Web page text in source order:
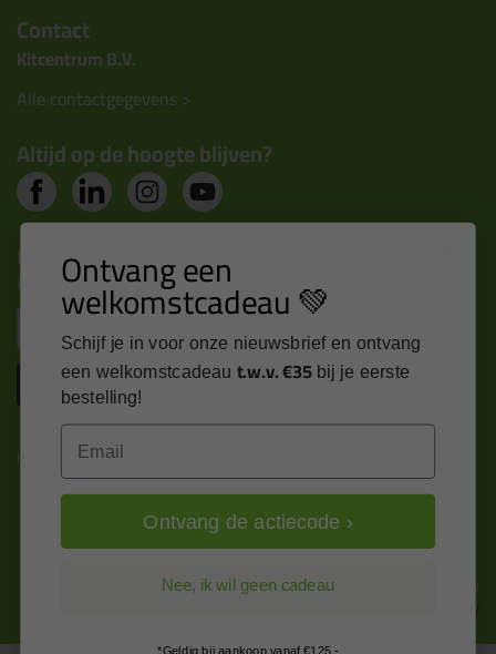
Contact
Kitcentrum B.V.
Alle contactgegevens >
Altijd op de hoogte blijven?
Nieuws, tips en exclusieve deals rechtstreeks in je
inbox
Inschrijven
Kitcentrum is trots op:
Alle prijzen zijn in EURO en excl. 21% BTW
wijzig naar incl. BTW
Ontvang een
welkomstcadeau 💚
Schijf je in voor onze nieuwsbrief en ontvang
een welkomstcadeau t.w.v. €35 bij je eerste
bestelling!
Email
Ontvang de actiecode ›
Nee, ik wil geen cadeau
*Geldig bij aankoop vanaf €125,-